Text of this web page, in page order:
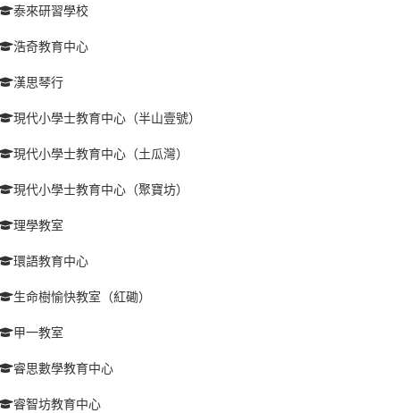
泰來研習學校
浩奇教育中心
漢思琴行
現代小學士教育中心（半山壹號）
現代小學士教育中心（土瓜灣）
現代小學士教育中心（聚寶坊）
理學教室
環語教育中心
生命樹愉快教室（紅磡）
甲一教室
睿思數學教育中心
睿智坊教育中心